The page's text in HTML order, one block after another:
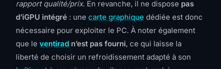
rapport qualité/prix. En revanche, il ne dispose pas
d’iGPU intégré : une carte graphique dédiée est donc
nécessaire pour exploiter le PC. À noter également
que le ventirad n’est pas fourni, ce qui laisse la
liberté de choisir un refroidissement adapté à son